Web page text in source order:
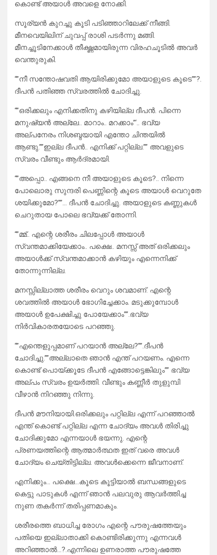
കൊണ്ട് അയാൾ അവളെ നോക്കി.
സൂര്യൻ കുറച്ചു കൂടി പടിഞ്ഞാറിലേക്ക് നീങ്ങി.
മീനവെയിലിന് ചുവപ്പ് രാശി പടർന്നു മങ്ങി.
മീനച്ചൂടിനേക്കാൾ തീക്ഷ്ണമായിരുന്ന വിരഹചൂടിൽ അവർ
വെന്തുരുകി.
“”നീ സന്തോഷവതി ആയിരിക്കുമോ അയാളുടെ കൂടെ””?.
ദീപൻ പതിഞ്ഞ സ്വരത്തിൽ ചോദിച്ചു.
“”ഒരിക്കലും എനിക്കതിനു കഴിയില്ല ദീപൻ. പിന്നെ
മനുഷ്യൻ അല്ലേ.. മാറാം.. മറക്കാം”‘.. ഭവ്യ
അല്പനേരം നിശബ്ദയായി എന്തോ ചിന്തയിൽ
ആണ്ടു.””ഇല്ല ദീപൻ.. എനിക്ക് പറ്റില്ല.”” അവളുടെ
സ്വരം വീണ്ടും ആർദ്രമായി.
“”അപ്പൊ.. എങ്ങനെ നീ അയാളുടെ കൂടെ?.. നിന്നെ
പോലൊരു സുന്ദരി പെണ്ണിന്റെ കൂടെ അയാൾ വെറുതേ
ശയിക്കുമോ?””… ദീപൻ ചോദിച്ചു. അയാളുടെ കണ്ണുകൾ
ചെറുതായ പോലെ ഭവ്യക്ക് തോന്നി.
“”മ്മ്.. എന്റെ ശരീരം ചിലപ്പോൾ അയാൾ
സ്വന്തമാക്കിയേക്കാം.. പക്ഷെ.. മനസ്സ് അത് ഒരിക്കലും
അയാൾക്ക് സ്വന്തമാക്കാൻ കഴിയും എന്നെനിക്ക്
തോന്നുന്നില്ല.
മനസ്സില്ലാത്ത ശരീരം വെറും ശവമാണ്. എന്റെ
ശവത്തിൽ അയാൾ ഭോഗിച്ചേക്കാം. മടുക്കുമ്പോൾ
അയാൾ ഉപേക്ഷിച്ചു പോയേക്കാം””.ഭവ്യ
നിർവികാരതയോടെ പറഞ്ഞു.
“”എന്തെളുപ്പമാണ് പറയാൻ അല്ലേ?””.ദീപൻ
ചോദിച്ചു.””അല്ലാതെ ഞാൻ എന്ത് പറയണം. എന്നെ
കൊണ്ട് പൊയ്ക്കൂടേ ദീപൻ എങ്ങോട്ടെങ്കിലും”” ഭവ്യ
അല്പം സ്വരം ഉയർത്തി. വീണ്ടും കണ്ണീർ തുളുമ്പി
വീഴാൻ നിറഞ്ഞു നിന്നു.
ദീപൻ മൗനിയായി.ഒരിക്കലും പറ്റില്ല എന്ന് പറഞ്ഞാൽ
എന്ത് കൊണ്ട് പറ്റില്ല എന്ന ചോദ്യം അവൾ തിരിച്ചു
ചോദിക്കുമോ എന്നയാൾ ഭയന്നു. എന്റെ
പ്രണയത്തിന്റെ ആത്മാർത്ഥത ഇത് വരെ അവൾ
ചോദ്യം ചെയ്തിട്ടില്ല. അവൾക്കെന്നെ ജീവനാണ്.
എനിക്കും… പക്ഷെ…കൂടെ കൂട്ടിയാൽ ബന്ധങ്ങളുടെ
കെട്ടു പാടുകൾ എന്ന് ഞാൻ പലവുരു ആവർത്തിച്ച
നുണ തകർന്ന് തരിപ്പണമാകും.
ശരീരത്തെ ബാധിച്ച രോഗം എന്റെ പൗരുഷത്തേയും
പതിയെ ഇല്ലാതാക്കി കൊണ്ടിരിക്കുന്നു എന്നവൾ
അറിഞ്ഞാൽ…?.എന്നിലെ ഉണരാത്ത പൗരുഷത്തേ